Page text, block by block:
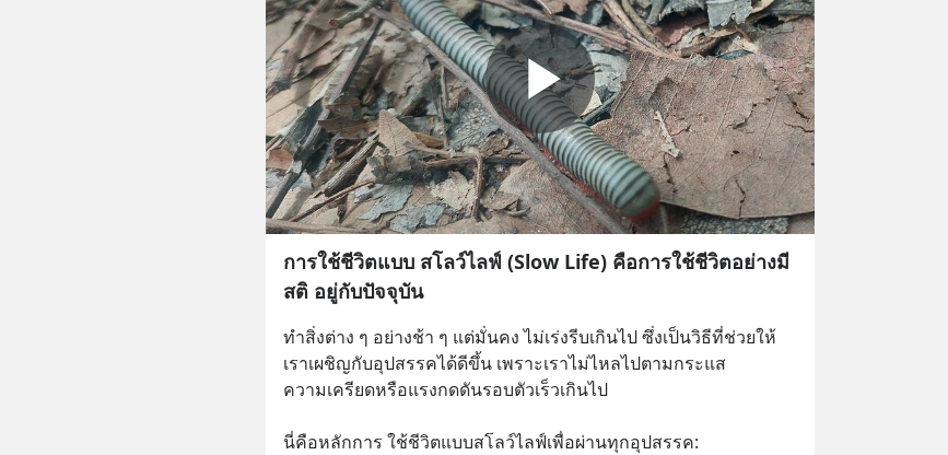
การใช้ชีวิตแบบ สโลว์ไลฟ์ (Slow Life) คือการใช้ชีวิตอย่างมี
สติ อยู่กับปัจจุบัน
ทำสิ่งต่าง ๆ อย่างช้า ๆ แต่มั่นคง ไม่เร่งรีบเกินไป ซึ่งเป็นวิธีที่ช่วยให้
เราเผชิญกับอุปสรรคได้ดีขึ้น เพราะเราไม่ไหลไปตามกระแส
ความเครียดหรือแรงกดดันรอบตัวเร็วเกินไป
นี่คือหลักการ ใช้ชีวิตแบบสโลว์ไลฟ์เพื่อผ่านทุกอุปสรรค: